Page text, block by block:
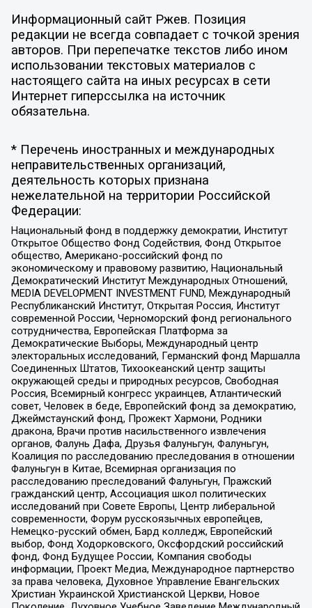
Информационный сайт Ржев. Позиция
редакции не всегда совпадает с точкой зрения
авторов. При перепечатке текстов либо ином
использовании текстовых материалов с
настоящего сайта на иных ресурсах в сети
Интернет гиперссылка на источник
обязательна.
* Перечень иностранных и международных
неправительственных организаций,
деятельность которых признана
нежелательной на территории Российской
Федерации:
Национальный фонд в поддержку демократии, Институт
Открытое Общество Фонд Содействия, Фонд Открытое
общество, Американо-российский фонд по
экономическому и правовому развитию, Национальный
Демократический Институт Международных Отношений,
MEDIA DEVELOPMENT INVESTMENT FUND, Международный
Республиканский Институт, Открытая Россия, Институт
современной России, Черноморский фонд регионального
сотрудничества, Европейская Платформа за
Демократические Выборы, Международный центр
электоральных исследований, Германский фонд Маршалла
Соединенных Штатов, Тихоокеанский центр защиты
окружающей среды и природных ресурсов, Свободная
Россия, Всемирный конгресс украинцев, Атлантический
совет, Человек в беде, Европейский фонд за демократию,
Джеймстаунский фонд, Прожект Хармони, Родники
дракона, Врачи против насильственного извлечения
органов, Фалунь Дафа, Друзья Фалуньгун, Фалуньгун,
Коалиция по расследованию преследования в отношении
Фалуньгун в Китае, Всемирная организация по
расследованию преследований Фалуньгун, Пражский
гражданский центр, Ассоциация школ политических
исследований при Совете Европы, Центр либеральной
современности, Форум русскоязычных европейцев,
Немецко-русский обмен, Бард колледж, Европейский
выбор, Фонд Ходорковского, Оксфордский российский
фонд, Фонд Будущее России, Компания свободы
информации, Проект Медиа, Международное партнерство
за права человека, Духовное Управление Евангельских
Христиан Украинской Христианской Церкви, Новое